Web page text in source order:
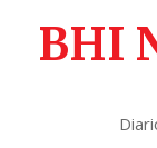
BHI